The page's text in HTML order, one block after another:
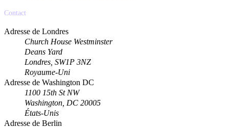
Contact
Adresse de Londres
Church House Westminster
Deans Yard
Londres, SW1P 3NZ
Royaume-Uni
Adresse de Washington DC
1100 15th St NW
Washington, DC 20005
États-Unis
Adresse de Berlin